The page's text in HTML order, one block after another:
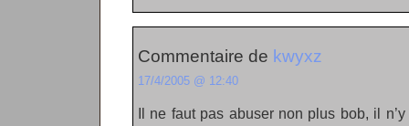
Commentaire de kwyxz
17/4/2005 @ 12:40
Il ne faut pas abuser non plus bob, il